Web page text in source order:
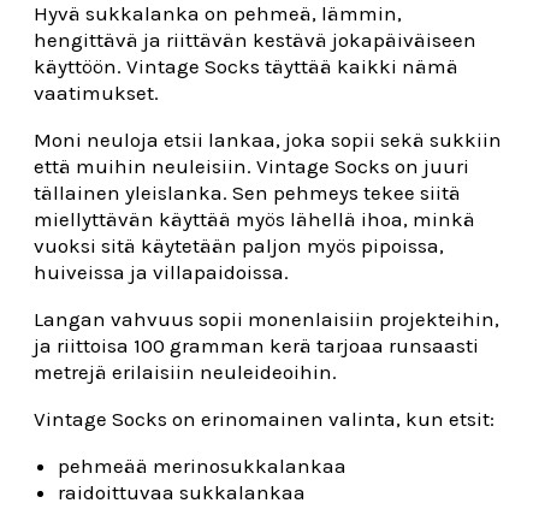
Hyvä sukkalanka on pehmeä, lämmin,
hengittävä ja riittävän kestävä jokapäiväiseen
käyttöön. Vintage Socks täyttää kaikki nämä
vaatimukset.
Moni neuloja etsii lankaa, joka sopii sekä sukkiin
että muihin neuleisiin. Vintage Socks on juuri
tällainen yleislanka. Sen pehmeys tekee siitä
miellyttävän käyttää myös lähellä ihoa, minkä
vuoksi sitä käytetään paljon myös pipoissa,
huiveissa ja villapaidoissa.
Langan vahvuus sopii monenlaisiin projekteihin,
ja riittoisa 100 gramman kerä tarjoaa runsaasti
metrejä erilaisiin neuleideoihin.
Vintage Socks on erinomainen valinta, kun etsit:
pehmeää merinosukkalankaa
raidoittuvaa sukkalankaa